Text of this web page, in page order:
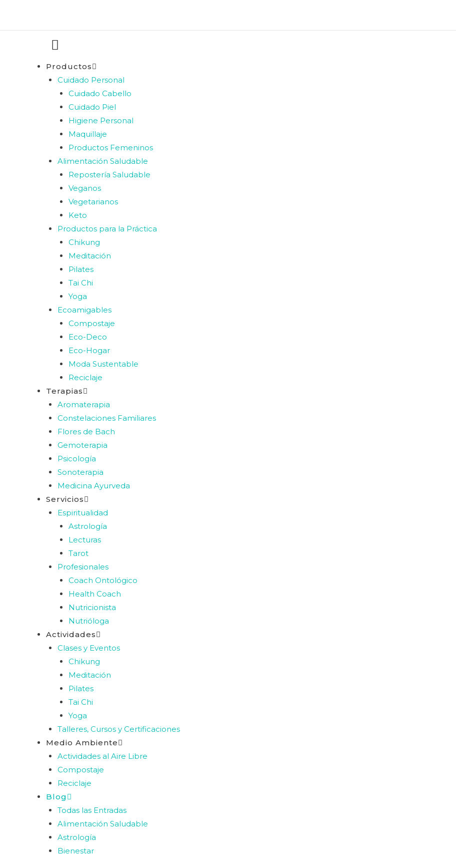
Productos
Cuidado Personal
Cuidado Cabello
Cuidado Piel
Higiene Personal
Maquillaje
Productos Femeninos
Alimentación Saludable
Repostería Saludable
Veganos
Vegetarianos
Keto
Productos para la Práctica
Chikung
Meditación
Pilates
Tai Chi
Yoga
Ecoamigables
Compostaje
Eco-Deco
Eco-Hogar
Moda Sustentable
Reciclaje
Terapias
Aromaterapia
Constelaciones Familiares
Flores de Bach
Gemoterapia
Psicología
Sonoterapia
Medicina Ayurveda
Servicios
Espiritualidad
Astrología
Lecturas
Tarot
Profesionales
Coach Ontológico
Health Coach
Nutricionista
Nutrióloga
Actividades
Clases y Eventos
Chikung
Meditación
Pilates
Tai Chi
Yoga
Talleres, Cursos y Certificaciones
Medio Ambiente
Actividades al Aire Libre
Compostaje
Reciclaje
Blog
Todas las Entradas
Alimentación Saludable
Astrología
Bienestar